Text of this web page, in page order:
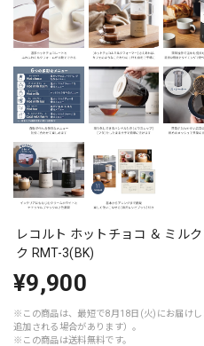
レコルト ホットチョコ ＆ ミル
ク RMT-3(BK)
¥9,900
※この商品は、最短で8月18日(火)にお届けし
追加される場合があります）。
※この商品は送料無料です。